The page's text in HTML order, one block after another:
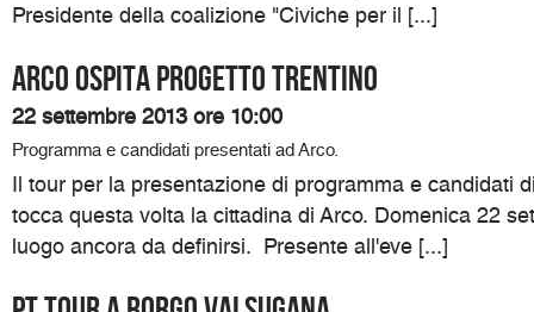
Presidente della coalizione "Civiche per il [...]
Arco ospita Progetto Trentino
22 settembre 2013 ore 10:00
Programma e candidati presentati ad Arco.
Il tour per la presentazione di programma e candidati
tocca questa volta la cittadina di Arco. Domenica 22
luogo ancora da definirsi. Presente all'eve [...]